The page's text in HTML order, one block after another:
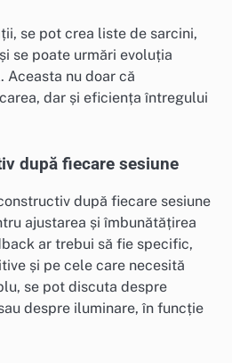
se pot crea liste de sarcini,
se poate urmări evoluția
Aceasta nu doar că
dar și eficiența întregului
după fiecare sesiune
după fiecare sesiune
ajustarea și îmbunătățirea
ar trebui să fie specific,
și pe cele care necesită
se pot discuta despre
despre iluminare, în funcție